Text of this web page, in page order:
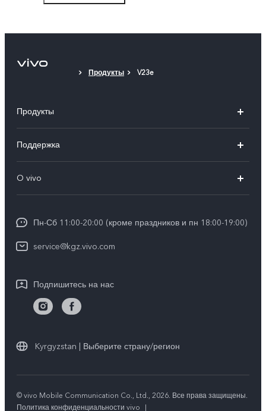
Защитная плёнка (нанесена)
Продукты V23e
Продукты
V25e
Y02
Поддержка
Funtouch OS
IMEI аутентификация
Обновление системы
O vivo
Пресс Центр
Юридическая информация
Стабильность
Пн-Сб 11:00-20:00 (кроме праздников и пн 18:00-19:00)
service@kgz.vivo.com
Подпишитесь на нас
Kyrgyzstan | Выберите страну/регион
© vivo Mobile Communication Co., Ltd., 2026. Все права защищены.
Политика конфиденциальности vivo
|